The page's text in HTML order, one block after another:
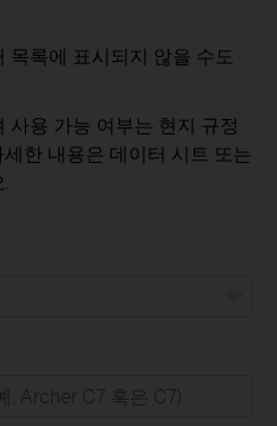
목록에 표시되지 않을 수도
사용 가능 여부는 현지 규정
한 내용은 데이터 시트 또는